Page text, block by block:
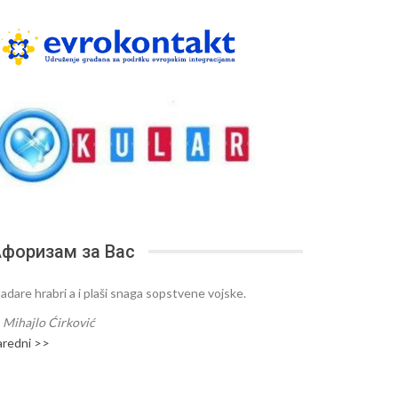
за Вас
hrabri a i plaši snaga sopstvene vojske.
Mihajlo Ćirković
>>